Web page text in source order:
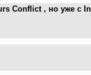
Conflict , но уже